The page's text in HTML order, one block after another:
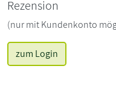
Rezension
(nur mit Kundenkonto
zum Login